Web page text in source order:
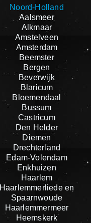
Noord-Holland
Aalsmeer
Alkmaar
Amstelveen
Amsterdam
Beemster
Bergen
Beverwijk
Blaricum
Bloemendaal
Bussum
Castricum
Den Helder
Diemen
Drechterland
Edam-Volendam
Enkhuizen
Haarlem
Haarlemmerliede en
Spaarnwoude
Haarlemmermeer
Heemskerk